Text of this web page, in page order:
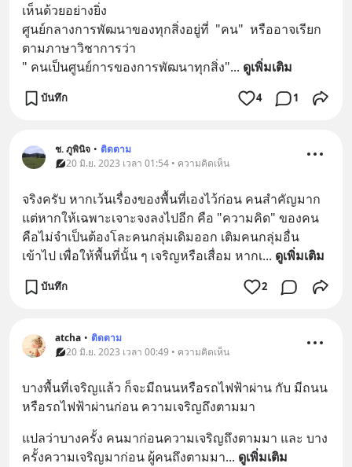
เห็นด้วยอย่างยิ่ง
ศูนย์กลางการพัฒนาของทุกสิ่งอยู่ที่  "คน"  หรืออาจเรียก
ตามภาษาวิชาการว่า
" คนเป็นศูนย์การของการพัฒนาทุกสิ่ง"... ดูเพิ่มเติม
บันทึก 4 1
ช. ภูพินิจ • ติดตาม
20 มิ.ย. 2023 เวลา 01:54 • ความคิดเห็น
จริงครับ หากเว้นเรื่องของพื้นที่เองไว้ก่อน คนสำคัญมาก
แต่หากให้เฉพาะเจาะจงลงไปอีก คือ "ความคิด" ของคน
คือไม่จำเป็นต้องโละคนกลุ่มเดิมออก เติมคนกลุ่มอื่น
เข้าไป เพื่อให้พื้นที่นั้น ๆ เจริญหรือเสื่อม หากเ... ดูเพิ่มเติม
บันทึก 2
atcha • ติดตาม
20 มิ.ย. 2023 เวลา 00:49 • ความคิดเห็น
บางพื้นที่เจริญแล้ว ก็จะมีถนนหรือรถไฟฟ้าผ่าน กับ มีถนน
หรือรถไฟฟ้าผ่านก่อน ความเจริญถึงตามมา
แปลว่าบางครั้ง คนมาก่อนความเจริญถึงตามมา และ บาง
ครั้งความเจริญมาก่อน ผู้คนถึงตามมา... ดูเพิ่มเติม